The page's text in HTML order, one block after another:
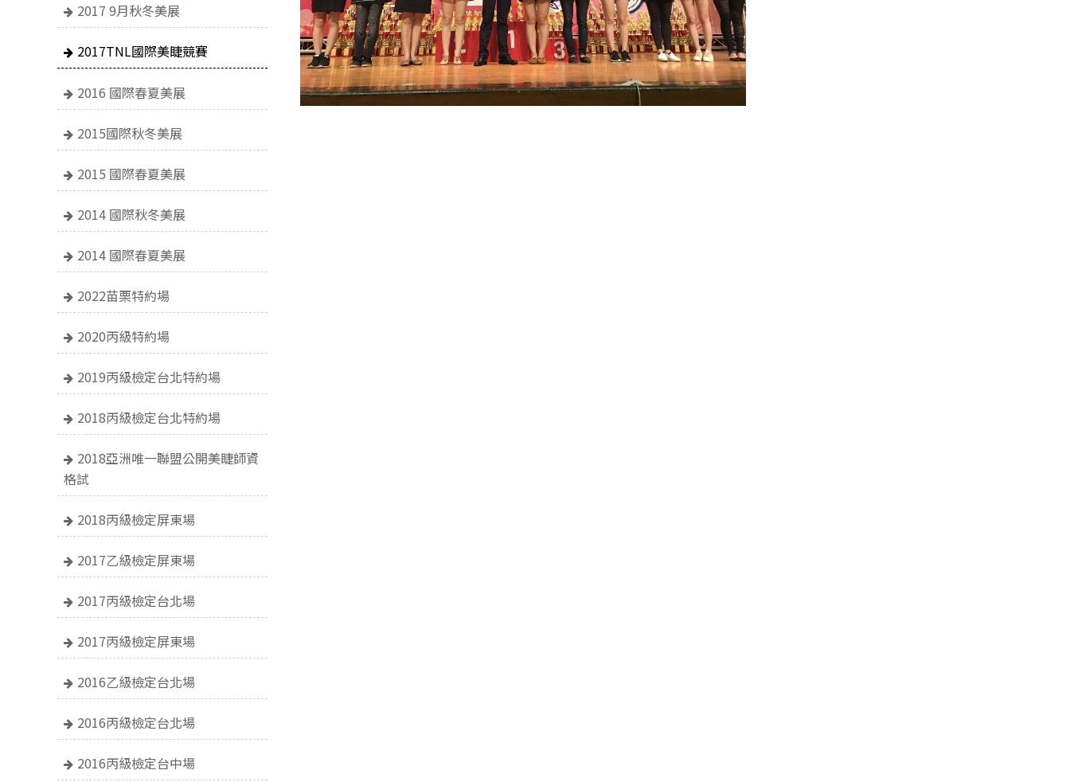
2017 9月秋冬美展
2017TNL國際美睫競賽
2016 國際春夏美展
2015國際秋冬美展
2015 國際春夏美展
2014 國際秋冬美展
2014 國際春夏美展
2022苗栗特約場
2020丙級特約場
2019丙級檢定台北特約場
2018丙級檢定台北特約場
2018亞洲唯一聯盟公開美睫師資
格試
2018丙級檢定屏東場
2017乙級檢定屏東場
2017丙級檢定台北場
2017丙級檢定屏東場
2016乙級檢定台北場
2016丙級檢定台北場
2016丙級檢定台中場